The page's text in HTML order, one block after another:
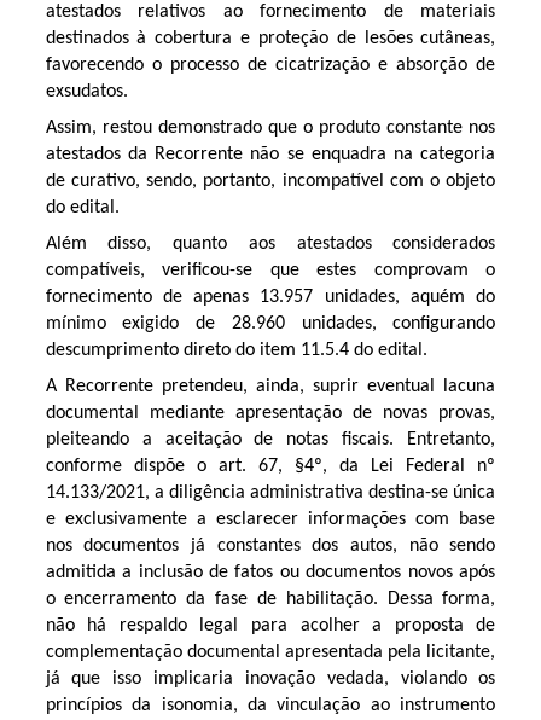
atestados relativos ao fornecimento de materiais
destinados à cobertura e proteção de lesões cutâneas,
favorecendo o processo de cicatrização e absorção de
exsudatos.
Assim, restou demonstrado que o produto constante nos
atestados da Recorrente não se enquadra na categoria
de curativo, sendo, portanto, incompatível com o objeto
do edital.
Além disso, quanto aos atestados considerados
compatíveis, verificou-se que estes comprovam o
fornecimento de apenas 13.957 unidades, aquém do
mínimo exigido de 28.960 unidades, configurando
descumprimento direto do item 11.5.4 do edital.
A Recorrente pretendeu, ainda, suprir eventual lacuna
documental mediante apresentação de novas provas,
pleiteando a aceitação de notas fiscais. Entretanto,
conforme dispõe o art. 67, §4º, da Lei Federal nº
14.133/2021, a diligência administrativa destina-se única
e exclusivamente a esclarecer informações com base
nos documentos já constantes dos autos, não sendo
admitida a inclusão de fatos ou documentos novos após
o encerramento da fase de habilitação. Dessa forma,
não há respaldo legal para acolher a proposta de
complementação documental apresentada pela licitante,
já que isso implicaria inovação vedada, violando os
princípios da isonomia, da vinculação ao instrumento